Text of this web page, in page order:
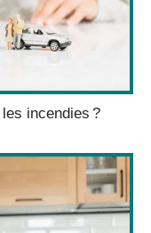
incendies ?